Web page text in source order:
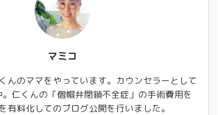
マミコ
んのママをやっています。カウンセラーとして
仁くんの「僧帽弁閉鎖不全症」の手術費用を
有料化してのブログ公開を行いました。